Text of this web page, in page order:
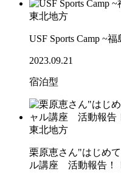
東北地方
USF Sports Camp ~
2023.09.21
宿泊型
東北地方
栗原恵さん"はじめ
ル講座 活動報告！